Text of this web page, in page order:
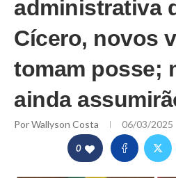
administrativa
Cícero, novos
tomam posse;
ainda
PorWallyson Costa 06/03/2025
0